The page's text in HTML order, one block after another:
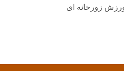
زورخانه ای